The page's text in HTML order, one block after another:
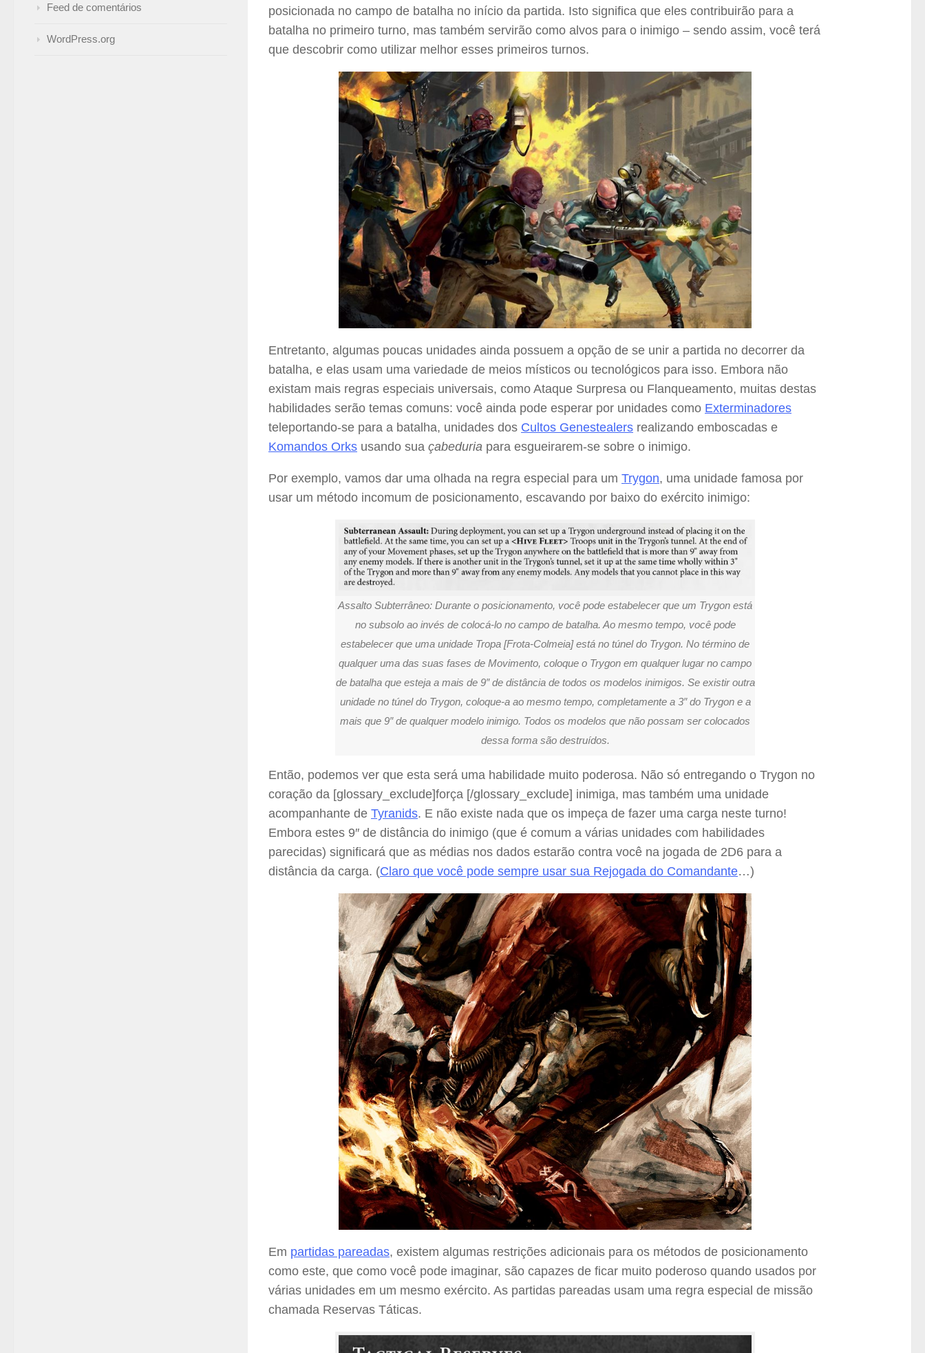
posicionada no campo de batalha no início da partida. Isto significa que eles contribuirão para a
batalha no primeiro turno, mas também servirão como alvos para o inimigo – sendo assim, você terá
que descobrir como utilizar melhor esses primeiros turnos.
Entretanto, algumas poucas unidades ainda possuem a opção de se unir a partida no decorrer da
batalha, e elas usam uma variedade de meios místicos ou tecnológicos para isso. Embora não
existam mais regras especiais universais, como Ataque Surpresa ou Flanqueamento, muitas destas
habilidades serão temas comuns: você ainda pode esperar por unidades como Exterminadores
teleportando-se para a batalha, unidades dos Cultos Genestealers realizando emboscadas e
Komandos Orks usando sua çabeduria para esgueirarem-se sobre o inimigo.
Por exemplo, vamos dar uma olhada na regra especial para um Trygon, uma unidade famosa por
usar um método incomum de posicionamento, escavando por baixo do exército inimigo:
Assalto Subterrâneo: Durante o posicionamento, você pode estabelecer que um Trygon está
no subsolo ao invés de colocá-lo no campo de batalha. Ao mesmo tempo, você pode
estabelecer que uma unidade Tropa [Frota-Colmeia] está no túnel do Trygon. No término de
qualquer uma das suas fases de Movimento, coloque o Trygon em qualquer lugar no campo
de batalha que esteja a mais de 9″ de distância de todos os modelos inimigos. Se existir outra
unidade no túnel do Trygon, coloque-a ao mesmo tempo, completamente a 3″ do Trygon e a
mais que 9″ de qualquer modelo inimigo. Todos os modelos que não possam ser colocados
dessa forma são destruídos.
Então, podemos ver que esta será uma habilidade muito poderosa. Não só entregando o Trygon no
coração da [glossary_exclude]força [/glossary_exclude] inimiga, mas também uma unidade
acompanhante de Tyranids. E não existe nada que os impeça de fazer uma carga neste turno!
Embora estes 9″ de distância do inimigo (que é comum a várias unidades com habilidades
parecidas) significará que as médias nos dados estarão contra você na jogada de 2D6 para a
distância da carga. (Claro que você pode sempre usar sua Rejogada do Comandante…)
Em partidas pareadas, existem algumas restrições adicionais para os métodos de posicionamento
como este, que como você pode imaginar, são capazes de ficar muito poderoso quando usados por
várias unidades em um mesmo exército. As partidas pareadas usam uma regra especial de missão
chamada Reservas Táticas.
Feed de comentários
WordPress.org